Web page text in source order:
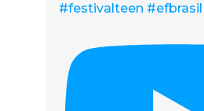
#festivalteen #efbrasil